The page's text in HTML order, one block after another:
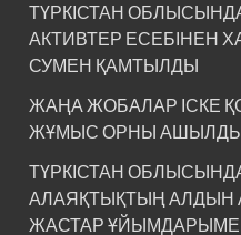
ТҮРКІСТАН
АКТИВТЕР ЕСЕБІНЕН
СУМЕН ҚАМТЫЛДЫ
ЖАҢА ЖОБАЛАР ІСКЕ
ЖҰМЫС ОРНЫ
ТҮРКІСТАН
АЛАЯҚТЫҚТЫҢ АЛДЫН
ЖАСТАР